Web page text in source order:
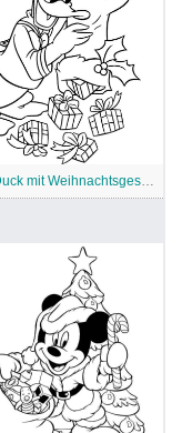
Donald Duck mit Weihnachtsgeschenken